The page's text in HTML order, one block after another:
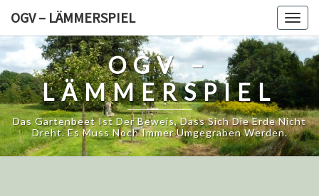
content
OGV – LÄMMERSPIEL
OGV –
LÄMMERSPIEL
Das Gartenbeet Ist Der Beweis, Dass Sich Die Erde Nicht
Dreht. Es Muss Noch Immer Umgegraben Werden.